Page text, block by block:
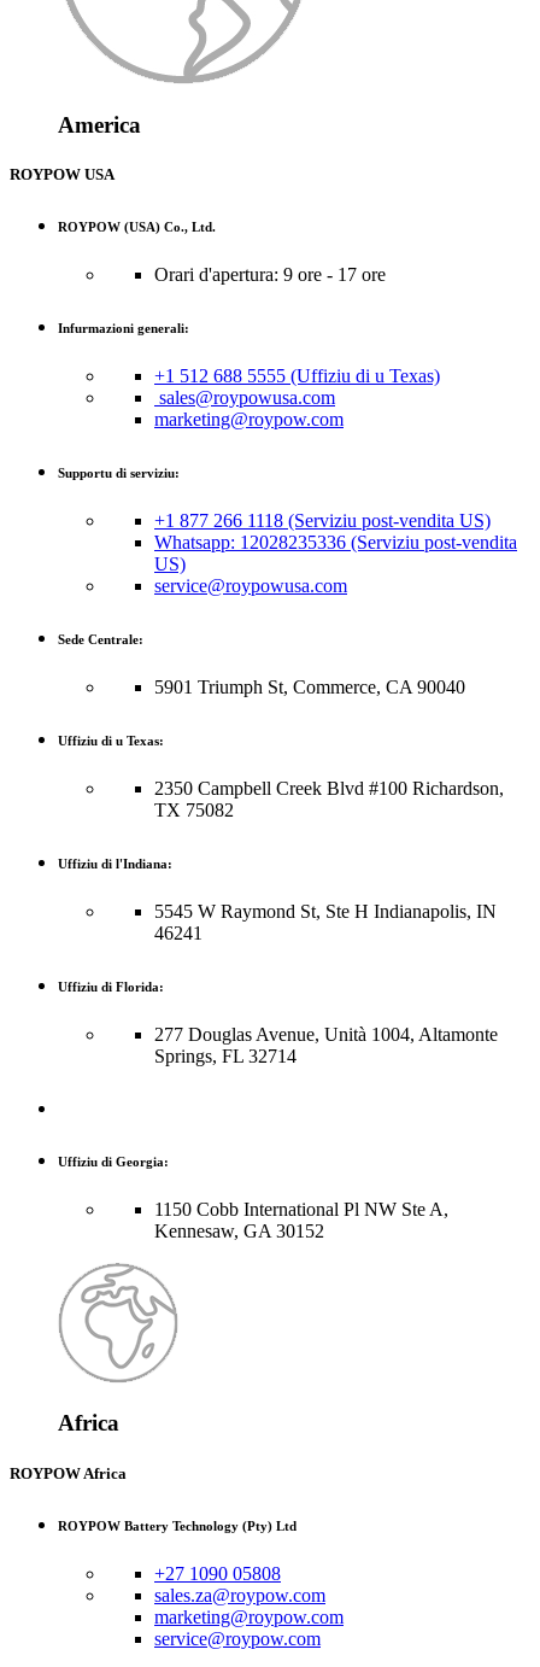
America
ROYPOW USA
ROYPOW (USA) Co., Ltd.
Orari d'apertura: 9 ore - 17 ore
Infurmazioni generali:
+1 512 688 5555 (Uffiziu di u Texas)
sales@roypowusa.com
marketing@roypow.com
Supportu di serviziu:
+1 877 266 1118 (Serviziu post-vendita US)
Whatsapp: 12028235336 (Serviziu post-vendita
US)
service@roypowusa.com
Sede Centrale:
5901 Triumph St, Commerce, CA 90040
Uffiziu di u Texas:
2350 Campbell Creek Blvd #100 Richardson,
TX 75082
Uffiziu di l'Indiana:
5545 W Raymond St, Ste H Indianapolis, IN
46241
Uffiziu di Florida:
277 Douglas Avenue, Unità 1004, Altamonte
Springs, FL 32714
Uffiziu di Georgia:
1150 Cobb International Pl NW Ste A,
Kennesaw, GA 30152
Africa
ROYPOW Africa
ROYPOW Battery Technology (Pty) Ltd
+27 1090 05808
sales.za@roypow.com
marketing@roypow.com
service@roypow.com